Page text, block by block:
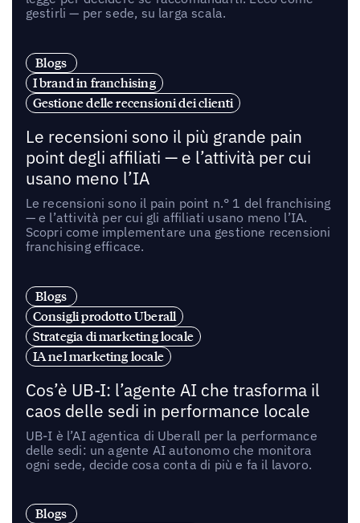
gestirli — per sede, su larga scala.
Blogs
I brand in franchising
Gestione delle recensioni dei clienti
Le recensioni sono il più grande pain
point degli affiliati — e l’attività per cui
usano meno l’IA
Le recensioni sono il pain point n.° 1 del franchising
— e l’attività per cui gli affiliati usano meno l’IA.
Scopri come implementare una gestione recensioni
franchising efficace.
Blogs
Consigli prodotto Uberall
Strategia di marketing locale
IA nel marketing locale
Cos’è UB-I: l’agente AI che trasforma il
caos delle sedi in performance locale
UB-I è l’AI agentica di Uberall per la performance
delle sedi: un agente AI autonomo che monitora
ogni sede, decide cosa conta di più e fa il lavoro.
Blogs